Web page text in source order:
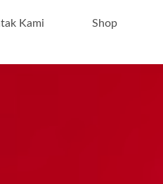
Kami Shop